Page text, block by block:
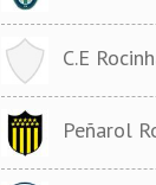
C.E
Peñarol